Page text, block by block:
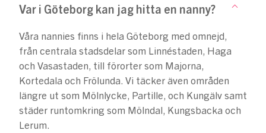
Var i Göteborg kan jag hitta en nanny?
Våra nannies finns i hela Göteborg med omnejd,
från centrala stadsdelar som Linnéstaden, Haga
och Vasastaden, till förorter som Majorna,
Kortedala och Frölunda. Vi täcker även områden
längre ut som Mölnlycke, Partille, och Kungälv samt
städer runtomkring som Mölndal, Kungsbacka och
Lerum.